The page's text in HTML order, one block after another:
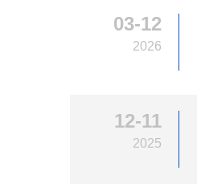
03-12
2026
12-11
2025